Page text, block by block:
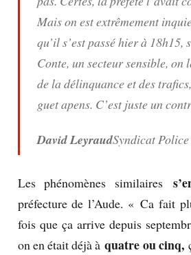
Mais on est extrêmement
qu’il s’est passé hier à 18h15,
Conte, un secteur sensible, on
de la délinquance et des
guet apens. C’est juste un
David LeyraudSyndicat
Les phénomènes similaires
préfecture de l’Aude. « Ca fait
fois que ça arrive depuis
on en était déjà àquatre ou cinq,